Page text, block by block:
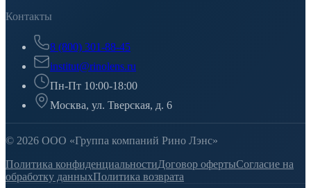
Контакты
8 (800) 301-88-45
institut@rinolens.ru
Пн-Пт 10:00-18:00
Москва, ул. Тверская, д. 6
© 2026 ООО «Группа компаний Рино Лэнс»
Политика конфиденциальностиДоговор офертыСогласие на
обработку данныхПолитика возврата